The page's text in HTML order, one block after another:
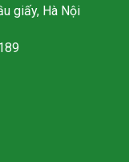
giấy, Hà Nội